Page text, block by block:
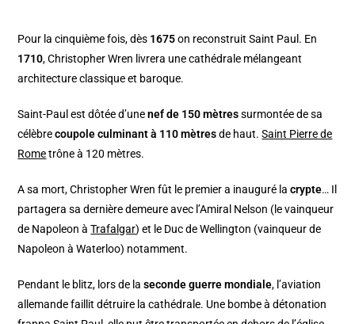
Pour la cinquième fois, dès 1675on reconstruit Saint Paul. En
1710, Christopher Wren livrera une cathédrale mélangeant
architecture classique et baroque.
Saint-Paul est dôtée d’unenef de 150 mètressurmontée de sa
célèbrecoupole culminant à 110 mètresde haut.Saint Pierre de
Rometrône à 120 mètres.
A sa mort, Christopher Wren fût le premier a inauguré lacrypte… Il
partagera sa dernière demeure avec l’Amiral Nelson (le vainqueur
de Napoleon àTrafalgar) et le Duc de Wellington (vainqueur de
Napoleon à Waterloo) notamment.
Pendant le blitz, lors de laseconde guerre mondiale, l’aviation
allemande faillit détruire la cathédrale. Une bombe à détonation